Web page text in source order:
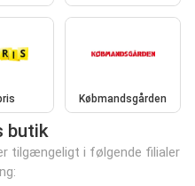
Købmandsgården
butik
tilgængeligt i følgende filialer